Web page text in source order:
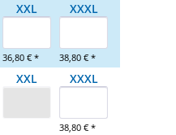
XXL
36,80 € *
XXXL
38,80 € *
XXL XXXL
38,80 € *